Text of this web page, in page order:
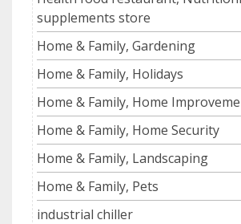
supplements store
Home & Family, Gardening
Home & Family, Holidays
Home & Family, Home
Home & Family, Home Security
Home & Family, Landscaping
Home & Family, Pets
industrial chiller